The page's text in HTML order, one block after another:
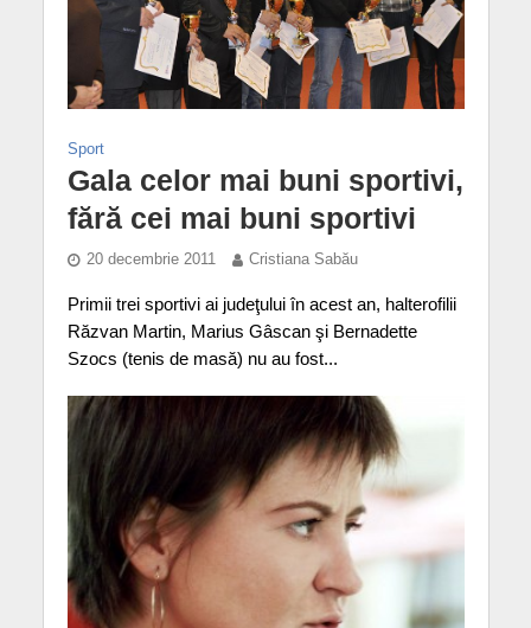
Sport
Gala celor mai buni sportivi,
fără cei mai buni sportivi
20 decembrie 2011 Cristiana Sabău
Primii trei sportivi ai judeţului în acest an, halterofilii
Răzvan Martin, Marius Gâscan şi Bernadette
Szocs (tenis de masă) nu au fost...